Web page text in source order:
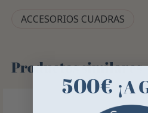
ACCESORIOS CUADRAS
Productos similares
500€ ¡A